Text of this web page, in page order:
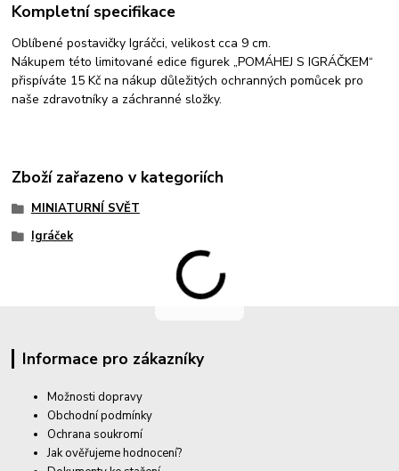
Kompletní specifikace
Oblíbené postavičky Igráčci, velikost cca 9 cm.
Nákupem této limitované edice figurek „POMÁHEJ S IGRÁČKEM“
přispíváte 15 Kč na nákup důležitých ochranných pomůcek pro
naše zdravotníky a záchranné složky.
Zboží zařazeno v kategoriích
MINIATURNÍ SVĚT
Igráček
Informace pro zákazníky
Možnosti dopravy
Obchodní podmínky
Ochrana soukromí
Jak ověřujeme hodnocení?